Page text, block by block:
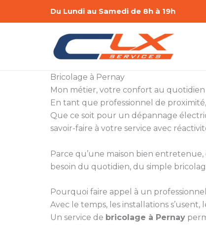
Du Lundi au Samedi de 8h à 19h
Bricolage à Pernay
Mon métier, votre confort au quotidien
En tant que professionnel de
Que ce soit pour un dépannage
savoir-faire à votre service avec
Parce qu’une maison bien
besoin du quotidien, du simple
Pourquoi faire appel à un
Avec le temps, les installations
Un service de bricolage à Pernay